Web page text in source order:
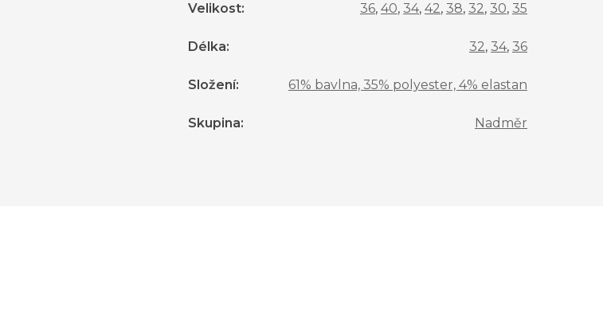
Velikost: 36, 40, 34, 42, 38, 32, 30, 35
Délka: 32, 34, 36
Složení: 61% bavlna, 35% polyester, 4% elastan
Skupina: Nadměr